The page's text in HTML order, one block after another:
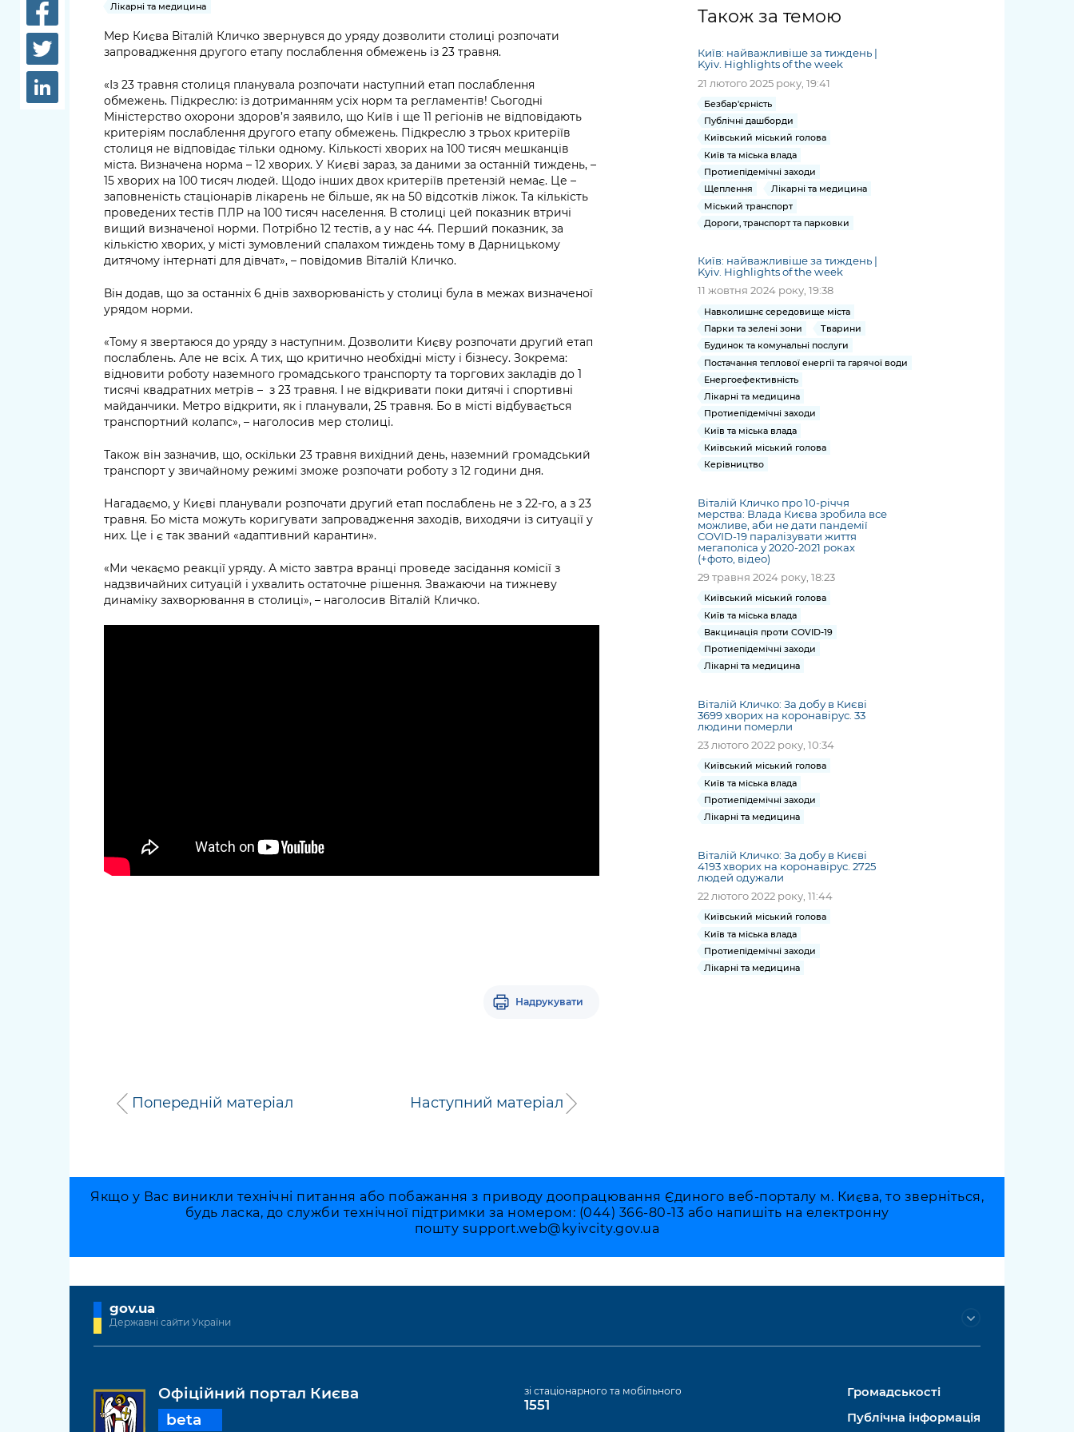
Рішення та розпорядження
Проєкти розпоряджень, що
перебувають на погодженні
КМВА
Статистика
Регуляторна діяльність
Безбар'єрність
Київська міська військова
адміністрація
Лікарні та медицина
заклади
Дороги, транспорт та
парковки
Навколишнє
середовище міста
Ритуальні послуги
Іноземцям / For
foreigners
Портал послуг
Міський застосунок Київ
Цифровий
Важливе під час
воєнного стану
Громадський
міській військовій
адміністрації
«Ініціатива
«Партнерство
Важливе під час
воєнного стану
обмеженим
Подати запит
онлайн
Проекти
нормативно-
правових та
інших актів
Порядок
рішень, дій чи
бездіяльності
розпорядників
інформації
Звіти про
опрацювання
запитів на
публічну
інформацію
дашборди
ся на
новини та
КМДА /
Subscribe
announce
ments
from the
KCSA
журналіст
ський
запит /
Submitting
a media
Лікарні та медицина
Мер Києва Віталій Кличко звернувся до уряду дозволити столиці розпочати
запровадження другого етапу послаблення обмежень із 23 травня.
«Із 23 травня столиця планувала розпочати наступний етап послаблення
обмежень. Підкреслю: із дотриманням усіх норм та регламентів! Сьогодні
Міністерство охорони здоров’я заявило, що Київ і ще 11 регіонів не відповідають
критеріям послаблення другого етапу обмежень. Підкреслю з трьох критеріїв
столиця не відповідає тільки одному. Кількості хворих на 100 тисяч мешканців
міста. Визначена норма – 12 хворих. У Києві зараз, за даними за останній тиждень, –
15 хворих на 100 тисяч людей. Щодо інших двох критеріїв претензій немає. Це –
заповненість стаціонарів лікарень не більше, як на 50 відсотків ліжок. Та кількість
проведених тестів ПЛР на 100 тисяч населення. В столиці цей показник втричі
вищий визначеної норми. Потрібно 12 тестів, а у нас 44. Перший показник, за
кількістю хворих, у місті зумовлений спалахом тиждень тому в Дарницькому
дитячому інтернаті для дівчат», – повідомив Віталій Кличко.
Він додав, що за останніх 6 днів захворюваність у столиці була в межах визначеної
урядом норми.
«Тому я звертаюся до уряду з наступним. Дозволити Києву розпочати другий етап
послаблень. Але не всіх. А тих, що критично необхідні місту і бізнесу. Зокрема:
відновити роботу наземного громадського транспорту та торгових закладів до 1
тисячі квадратних метрів – з 23 травня. І не відкривати поки дитячі і спортивні
майданчики. Метро відкрити, як і планували, 25 травня. Бо в місті відбувається
транспортний колапс», – наголосив мер столиці.
Також він зазначив, що, оскільки 23 травня вихідний день, наземний громадський
транспорт у звичайному режимі зможе розпочати роботу з 12 години дня.
Нагадаємо, у Києві планували розпочати другий етап послаблень не з 22-го, а з 23
травня. Бо міста можуть коригувати запровадження заходів, виходячи із ситуації у
них. Це і є так званий «адаптивний карантин».
«Ми чекаємо реакції уряду. А місто завтра вранці проведе засідання комісії з
надзвичайних ситуацій і ухвалить остаточне рішення. Зважаючи на тижневу
динаміку захворювання в столиці», – наголосив Віталій Кличко.
Надрукувати
Попередній матеріал Наступний матеріал
Також за темою
Київ: найважливіше за тиждень |
Kyiv. Highlights of the week
21 лютого 2025 року, 19:41
Безбар'єрність
Публічні дашборди
Київський міський голова
Київ та міська влада
Протиепідемічні заходи
Щеплення
Лікарні та медицина
Міський транспорт
Дороги, транспорт та парковки
Київ: найважливіше за тиждень |
Kyiv. Highlights of the week
11 жовтня 2024 року, 19:38
Навколишнє середовище міста
Парки та зелені зони
Тварини
Будинок та комунальні послуги
Постачання теплової енергії та гарячої води
Енергоефективність
Лікарні та медицина
Протиепідемічні заходи
Київ та міська влада
Київський міський голова
Керівництво
Віталій Кличко про 10-річчя
мерства: Влада Києва зробила все
можливе, аби не дати пандемії
COVID-19 паралізувати життя
мегаполіса у 2020-2021 роках
(+фото, відео)
29 травня 2024 року, 18:23
Київський міський голова
Київ та міська влада
Вакцинація проти COVID-19
Протиепідемічні заходи
Лікарні та медицина
Віталій Кличко: За добу в Києві
3699 хворих на коронавірус. 33
людини померли
23 лютого 2022 року, 10:34
Київський міський голова
Київ та міська влада
Протиепідемічні заходи
Лікарні та медицина
Віталій Кличко: За добу в Києві
4193 хворих на коронавірус. 2725
людей одужали
22 лютого 2022 року, 11:44
Київський міський голова
Київ та міська влада
Протиепідемічні заходи
Лікарні та медицина
Якщо у Вас виникли технічні питання або побажання з приводу доопрацювання Єдиного веб-порталу м. Києва, то зверніться,
будь ласка, до служби технічної підтримки за номером: (044) 366-80-13 або напишіть на електронну
пошту support.web@kyivcity.gov.ua
gov.ua
Державні сайти України
Офіційний портал Києва
beta
зі стаціонарного та мобільного
1551
Громадськості
Публічна інформація